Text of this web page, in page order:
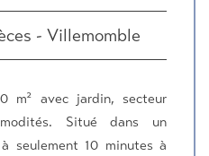
- Villemomble
m² avec jardin, secteur
Situé dans un
seulement 10 minutes à